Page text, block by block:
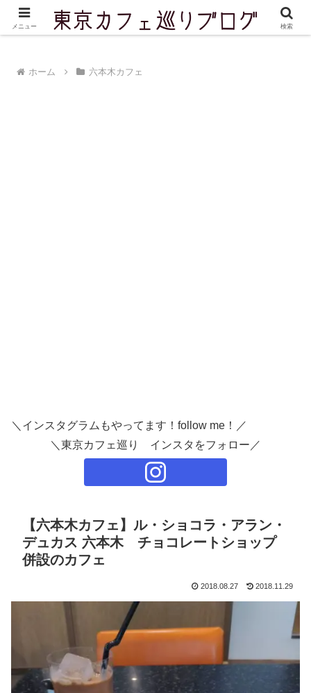
東京を中心に実際に訪問したカフェをご紹介しています
ホーム 六本木カフェ
＼インスタグラムもやってます！follow me！／
＼東京カフェ巡り インスタをフォロー／
【六本木カフェ】ル・ショコラ・アラン・
デュカス 六本木 チョコレートショップ
併設のカフェ
2018.08.27 2018.11.29
メニュー 検索